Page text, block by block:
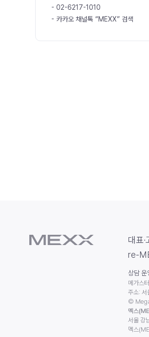
- 02-6217-1010
- 카카오 채널톡 “MEXX” 검색
대표·
re-
상담
메가스
주소:
©
멕스
서울 강
멕스